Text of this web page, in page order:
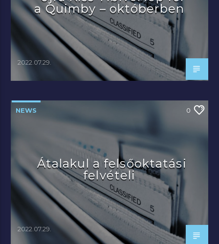
a Quimby – októberben
2022.07.29.
NEWS 0
Átalakul a felsőoktatási
felvételi
2022.07.29.